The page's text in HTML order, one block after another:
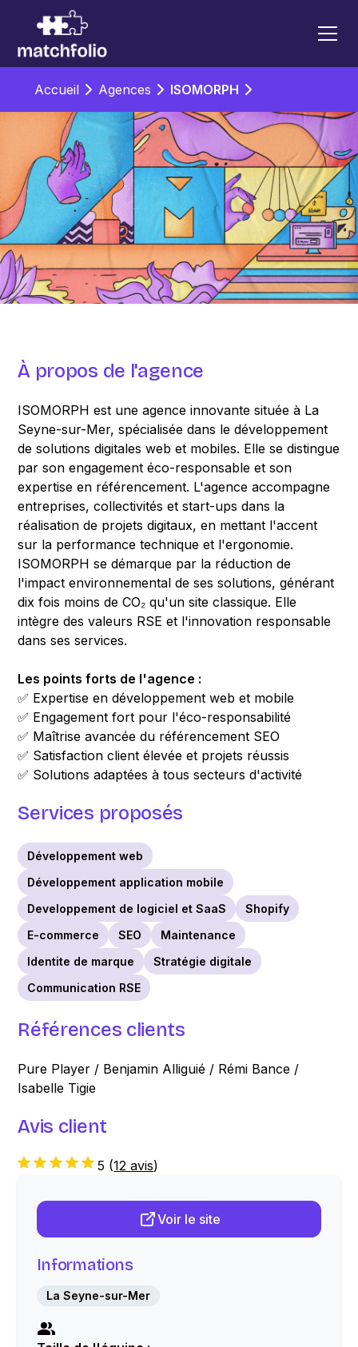
Accueil Agences ISOMORPH
À propos de l'agence
ISOMORPH est une agence innovante située à La
Seyne-sur-Mer, spécialisée dans le développement
de solutions digitales web et mobiles. Elle se distingue
par son engagement éco-responsable et son
expertise en référencement. L'agence accompagne
entreprises, collectivités et start-ups dans la
réalisation de projets digitaux, en mettant l'accent
sur la performance technique et l'ergonomie.
ISOMORPH se démarque par la réduction de
l'impact environnemental de ses solutions, générant
dix fois moins de CO₂ qu'un site classique. Elle
intègre des valeurs RSE et l'innovation responsable
dans ses services.
Les points forts de l'agence :
✅ Expertise en développement web et mobile
✅ Engagement fort pour l'éco-responsabilité
✅ Maîtrise avancée du référencement SEO
✅ Satisfaction client élevée et projets réussis
✅ Solutions adaptées à tous secteurs d'activité
Services proposés
Développement web
Développement application mobile
Developpement de logiciel et SaaS
Shopify
E-commerce
SEO
Maintenance
Identite de marque
Stratégie digitale
Communication RSE
Références clients
Pure Player / Benjamin Alliguié / Rémi Bance /
Isabelle Tigie
Avis client
5 (12 avis)
Voir le site
Informations
La Seyne-sur-Mer